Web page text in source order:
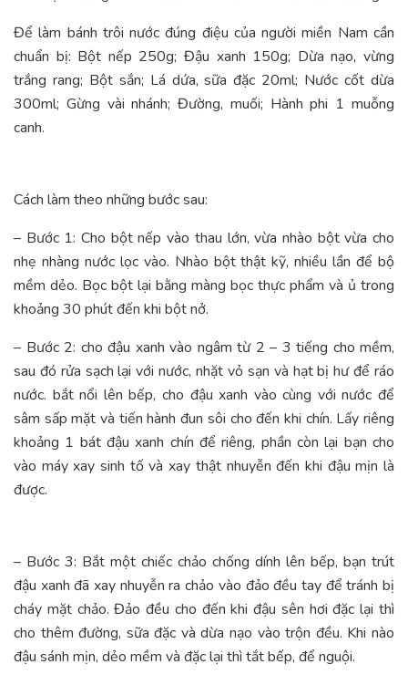
Để làm bánh trôi nước đúng điệu của người miền Nam cần
chuẩn bị: Bột nếp 250g; Đậu xanh 150g; Dừa nạo, vừng
trắng rang; Bột sắn; Lá dứa, sữa đặc 20ml; Nước cốt dừa
300ml; Gừng vài nhánh; Đường, muối; Hành phi 1 muỗng
canh.
Cách làm theo những bước sau:
– Bước 1: Cho bột nếp vào thau lớn, vừa nhào bột vừa cho
nhẹ nhàng nước lọc vào. Nhào bột thật kỹ, nhiều lần để bộ
mềm dẻo. Bọc bột lại bằng màng bọc thực phẩm và ủ trong
khoảng 30 phút đến khi bột nở.
– Bước 2: cho đậu xanh vào ngâm từ 2 – 3 tiếng cho mềm,
sau đó rửa sạch lại với nước, nhặt vỏ sạn và hạt bị hư để ráo
nước. bắt nổi lên bếp, cho đậu xanh vào cùng với nước để
sâm sấp mặt và tiến hành đun sôi cho đến khi chín. Lấy riêng
khoảng 1 bát đậu xanh chín để riêng, phần còn lại bạn cho
vào máy xay sinh tố và xay thật nhuyễn đến khi đậu mịn là
được.
– Bước 3: Bắt một chiếc chảo chống dính lên bếp, bạn trút
đậu xanh đã xay nhuyễn ra chảo vào đảo đều tay để tránh bị
cháy mặt chảo. Đảo đều cho đến khi đậu sên hơi đặc lại thì
cho thêm đường, sữa đặc và dừa nạo vào trộn đều. Khi nào
đậu sánh mịn, dẻo mềm và đặc lại thì tắt bếp, để nguội.